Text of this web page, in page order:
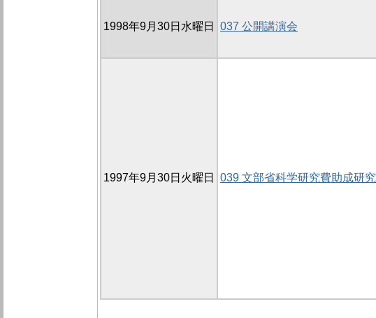
1998年9月30日水曜日 037 公開講演会
1997年9月30日火曜日 039 文部省科学研究費助成研究